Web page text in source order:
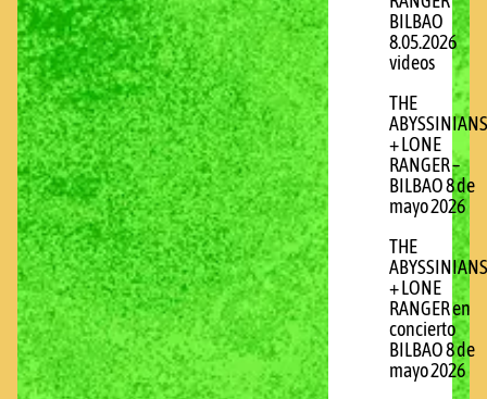
BILBAO
8.05.2026
videos
THE
ABYSSINIANS
+ LONE
RANGER –
BILBAO 8 de
mayo 2026
THE
ABYSSINIANS
+ LONE
RANGER en
concierto
BILBAO 8 de
mayo 2026